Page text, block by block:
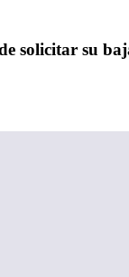
solicitar su